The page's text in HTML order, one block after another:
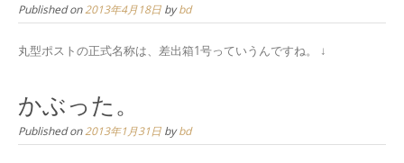
Published on2013年4月18日 bybd
丸型ポストの正式名称は、差出箱1号っていうんですね。 ↓
かぶった。
Published on2013年1月31日 bybd